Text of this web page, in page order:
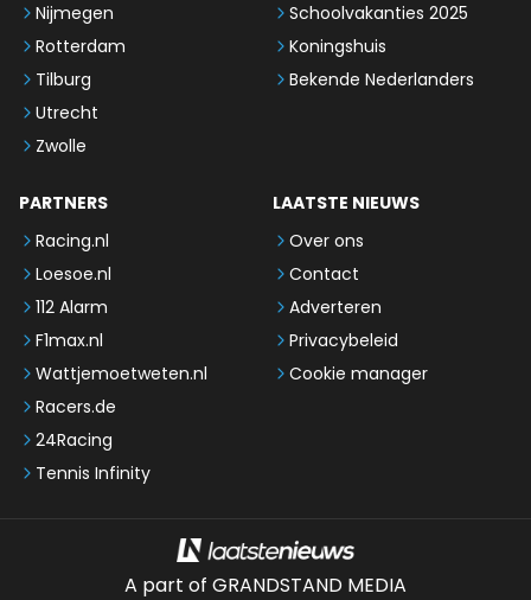
Nijmegen
Rotterdam
Tilburg
Utrecht
Zwolle
Schoolvakanties 2025
Koningshuis
Bekende Nederlanders
PARTNERS
Racing.nl
Loesoe.nl
112 Alarm
F1max.nl
Wattjemoetweten.nl
Racers.de
24Racing
Tennis Infinity
LAATSTE NIEUWS
Over ons
Contact
Adverteren
Privacybeleid
Cookie manager
A part of GRANDSTAND MEDIA